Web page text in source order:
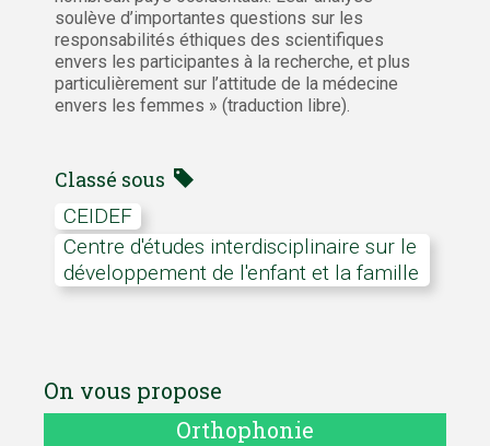
soulève d’importantes questions sur les
responsabilités éthiques des scientifiques
envers les participantes à la recherche, et plus
particulièrement sur l’attitude de la médecine
envers les femmes » (traduction libre).
Classé sous
CEIDEF
Centre d'études interdisciplinaire sur le
développement de l'enfant et la famille
On vous propose
Orthophonie